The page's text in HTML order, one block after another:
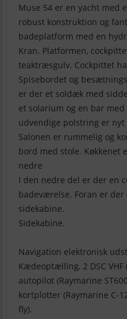
Muse 54 er en yacht med
robust konstruktion og
badeplatform med en
Kran. Platformen,
teaktræsgulv. Cockpittet
Spisebordet og
er der et soldæk med
et solarium og en bar
udvendige polstring er nyt
Salonen er rummelig og
bord med stole. Køkkenet
nedre
I den nedre del er der en
badeværelse. Foran er
sidekabine.
Sidekabine.
Navigation elektronisk
Kædeoptælling, 2 DSC VHF
autopilot (Raymarine
kortplotter (Raymarine C-
fly).